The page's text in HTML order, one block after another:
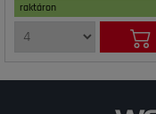
raktáron